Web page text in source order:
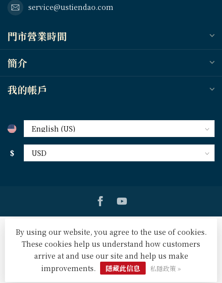
service@ustiendao.com
門市營業時間
簡介
我的帳戶
$
© Copyright 2026 天道北美網路書房 U.S. Tien Dao Books
Powered byLightspeed- Lightspeed designbyDyvelopment
By using our website, you agree to the use of cookies.
These cookies help us understand how customers
arrive at and use our site and help us make
improvements.
隱藏此信息 私隱政策 »